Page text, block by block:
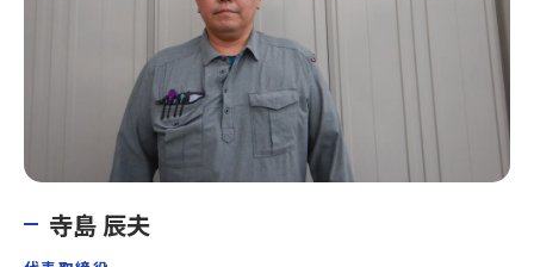
寺島 辰夫